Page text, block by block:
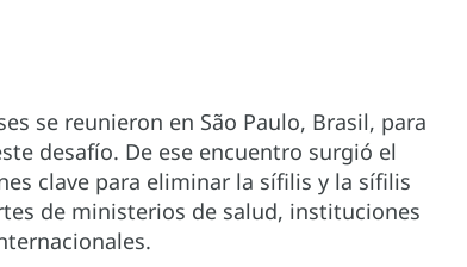
se reunieron en São Paulo, Brasil, para
desafío. De ese encuentro surgió el
clave para eliminar la sífilis y la sífilis
de ministerios de salud, instituciones